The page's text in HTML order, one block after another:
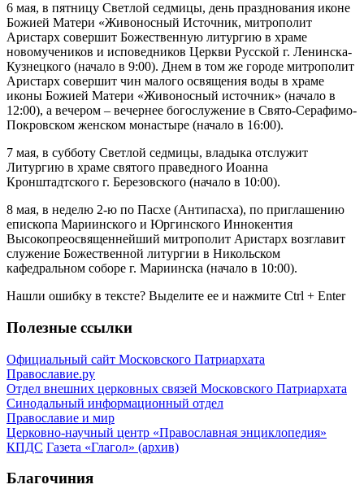
6 мая, в пятницу Светлой седмицы, день празднования иконе
Божией Матери «Живоносный Источник, митрополит
Аристарх совершит Божественную литургию в храме
новомучеников и исповедников Церкви Русской г. Ленинска-
Кузнецкого (начало в 9:00). Днем в том же городе митрополит
Аристарх совершит чин малого освящения воды в храме
иконы Божией Матери «Живоносный источник» (начало в
12:00), а вечером – вечернее богослужение в Свято-Серафимо-
Покровском женском монастыре (начало в 16:00).
7 мая, в субботу Светлой седмицы, владыка отслужит
Литургию в храме святого праведного Иоанна
Кронштадтского г. Березовского (начало в 10:00).
8 мая, в неделю 2-ю по Пасхе (Антипасха), по приглашению
епископа Мариинского и Юргинского Иннокентия
Высокопреосвященнейший митрополит Аристарх возглавит
служение Божественной литургии в Никольском
кафедральном соборе г. Мариинска (начало в 10:00).
Нашли ошибку в тексте? Выделите ее и нажмите Ctrl + Enter
Полезные ссылки
Официальный сайт Московского Патриархата
Православие.ру
Отдел внешних церковных связей Московского Патриархата
Синодальный информационный отдел
Православие и мир
Церковно-научный центр «Православная энциклопедия»
КПДС Газета «Глагол» (архив)
Благочиния